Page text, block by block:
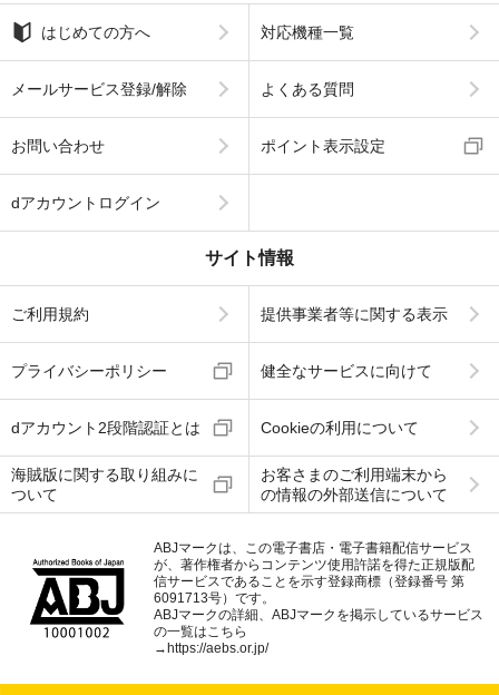
はじめての方へ 対応機種一覧
メールサービス登録/解除 よくある質問
お問い合わせ ポイント表示設定
dアカウントログイン
サイト情報
ご利用規約 提供事業者等に関する表示
プライバシーポリシー 健全なサービスに向けて
dアカウント2段階認証とは Cookieの利用について
海賊版に関する取り組みに
ついて
お客さまのご利用端末から
の情報の外部送信について
ABJマークは、この電子書店・電子書籍配信サービス
が、著作権者からコンテンツ使用許諾を得た正規版配
信サービスであることを示す登録商標（登録番号 第
6091713号）です。
ABJマークの詳細、ABJマークを掲示しているサービス
の一覧はこちら
→ https://aebs.or.jp/